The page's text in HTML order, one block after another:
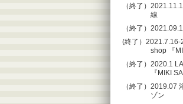
（終了）
線
（終了）
(終了）
shop 『
（終了）2020.1
『MIKI
（終了）2019.07
ゾン